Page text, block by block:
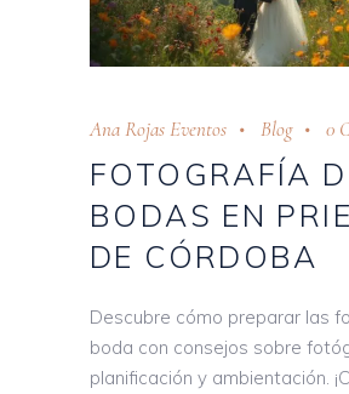
Ana Rojas Eventos Blog 0
FOTOGRAFÍA
BODAS EN
DE CÓRDOBA
Descubre cómo preparar las
boda con consejos sobre
planificación y ambientación.